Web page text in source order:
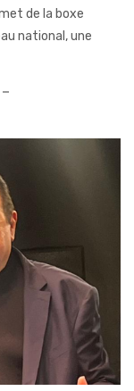
de la boxe
national, une